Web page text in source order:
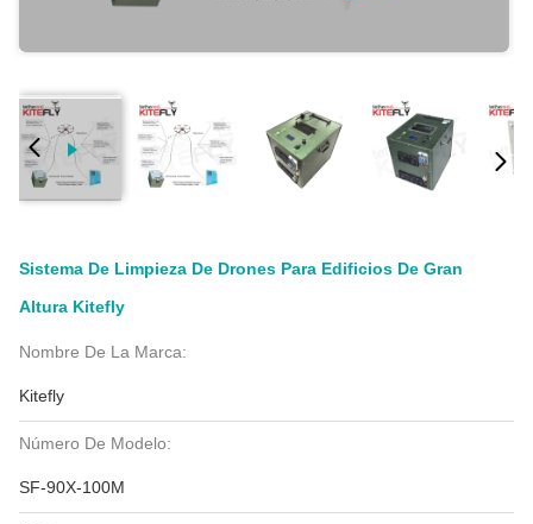
Sistema De Limpieza De Drones Para Edificios De Gran
Altura Kitefly
Nombre De La Marca:
Kitefly
Número De Modelo:
SF-90X-100M